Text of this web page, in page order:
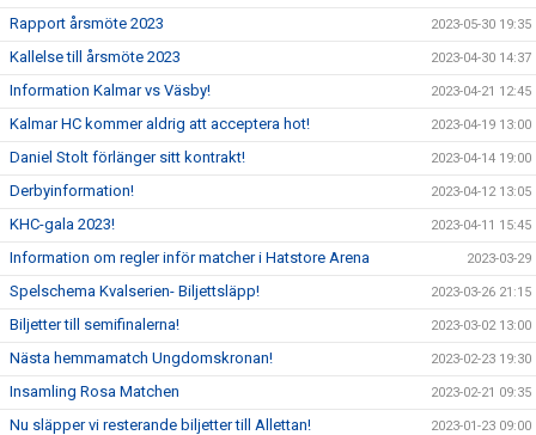
Rapport årsmöte 2023 2023-05-30 19:35
Kallelse till årsmöte 2023 2023-04-30 14:37
Information Kalmar vs Väsby! 2023-04-21 12:45
Kalmar HC kommer aldrig att acceptera hot! 2023-04-19 13:00
Daniel Stolt förlänger sitt kontrakt! 2023-04-14 19:00
Derbyinformation! 2023-04-12 13:05
KHC-gala 2023! 2023-04-11 15:45
Information om regler inför matcher i Hatstore Arena 2023-03-29
Spelschema Kvalserien- Biljettsläpp! 2023-03-26 21:15
Biljetter till semifinalerna! 2023-03-02 13:00
Nästa hemmamatch Ungdomskronan! 2023-02-23 19:30
Insamling Rosa Matchen 2023-02-21 09:35
Nu släpper vi resterande biljetter till Allettan! 2023-01-23 09:00